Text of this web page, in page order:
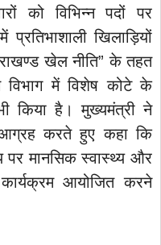
को विभिन्न पदों पर
खिलाड़ियों
खेल नीति” के तहत
में विशेष कोटे के
किया है। मुख्यमंत्री ने
करते हुए कहा कि
पर मानसिक स्वास्थ्य और
आयोजित करने